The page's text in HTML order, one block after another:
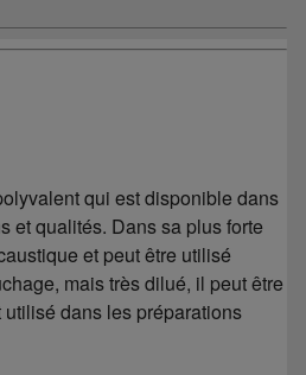
qui est disponible dans
et qualités. Dans sa plus forte
et peut être utilisé
mais très dilué, il peut être
dans les préparations